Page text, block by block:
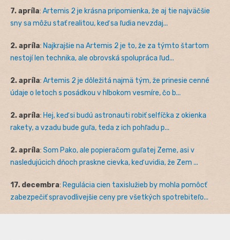
7. apríla: Artemis 2 je krásna pripomienka, že aj tie najväčšie
sny sa môžu stať realitou, keď sa ľudia nevzdaj...
2. apríla: Najkrajšie na Artemis 2 je to, že za týmto štartom
nestojí len technika, ale obrovská spolupráca ľud...
2. apríla: Artemis 2 je dôležitá najmä tým, že prinesie cenné
údaje o letoch s posádkou v hlbokom vesmíre, čo b...
2. apríla: Hej, keď si budú astronauti robiť selfíčka z okienka
rakety, a vzadu bude guľa, teda z ich pohľadu p...
2. apríla: Som Pako, ale popieračom guľatej Zeme, asi v
nasledujúcich dňoch praskne cievka, keď uvidia, že Zem ...
17. decembra: Regulácia cien taxislužieb by mohla pomôcť
zabezpečiť spravodlivejšie ceny pre všetkých spotrebiteľo...